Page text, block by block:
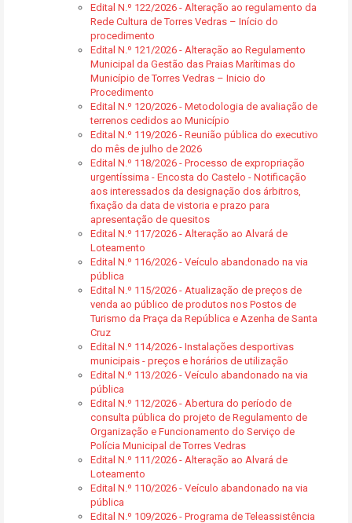
Edital N.º 122/2026 - Alteração ao regulamento da
Rede Cultura de Torres Vedras – Início do
procedimento
Edital N.º 121/2026 - Alteração ao Regulamento
Municipal da Gestão das Praias Marítimas do
Município de Torres Vedras – Inicio do
Procedimento
Edital N.º 120/2026 - Metodologia de avaliação de
terrenos cedidos ao Município
Edital N.º 119/2026 - Reunião pública do executivo
do mês de julho de 2026
Edital N.º 118/2026 - Processo de expropriação
urgentíssima - Encosta do Castelo - Notificação
aos interessados da designação dos árbitros,
fixação da data de vistoria e prazo para
apresentação de quesitos
Edital N.º 117/2026 - Alteração ao Alvará de
Loteamento
Edital N.º 116/2026 - Veículo abandonado na via
pública
Edital N.º 115/2026 - Atualização de preços de
venda ao público de produtos nos Postos de
Turismo da Praça da República e Azenha de Santa
Cruz
Edital N.º 114/2026 - Instalações desportivas
municipais - preços e horários de utilização
Edital N.º 113/2026 - Veículo abandonado na via
pública
Edital N.º 112/2026 - Abertura do período de
consulta pública do projeto de Regulamento de
Organização e Funcionamento do Serviço de
Polícia Municipal de Torres Vedras
Edital N.º 111/2026 - Alteração ao Alvará de
Loteamento
Edital N.º 110/2026 - Veículo abandonado na via
pública
Edital N.º 109/2026 - Programa de Teleassistência